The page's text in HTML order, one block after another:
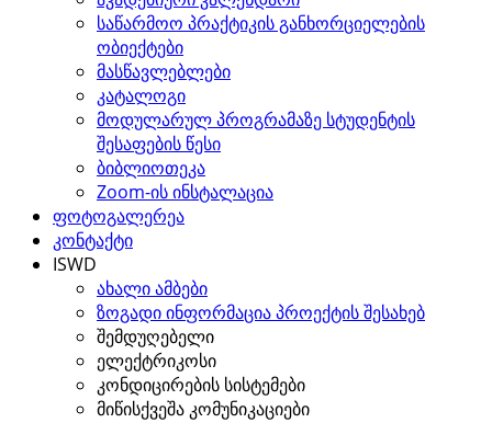
საწარმოო პრაქტიკის განხორციელების
ობიექტები
მასწავლებლები
კატალოგი
მოდულარულ პროგრამაზე სტუდენტის
შესაფების წესი
ბიბლიოთეკა
Zoom-ის ინსტალაცია
ფოტოგალერეა
კონტაქტი
ISWD
ახალი ამბები
ზოგადი ინფორმაცია პროექტის შესახებ
შემდუღებელი
ელექტრიკოსი
კონდიცირების სისტემები
მიწისქვეშა კომუნიკაციები